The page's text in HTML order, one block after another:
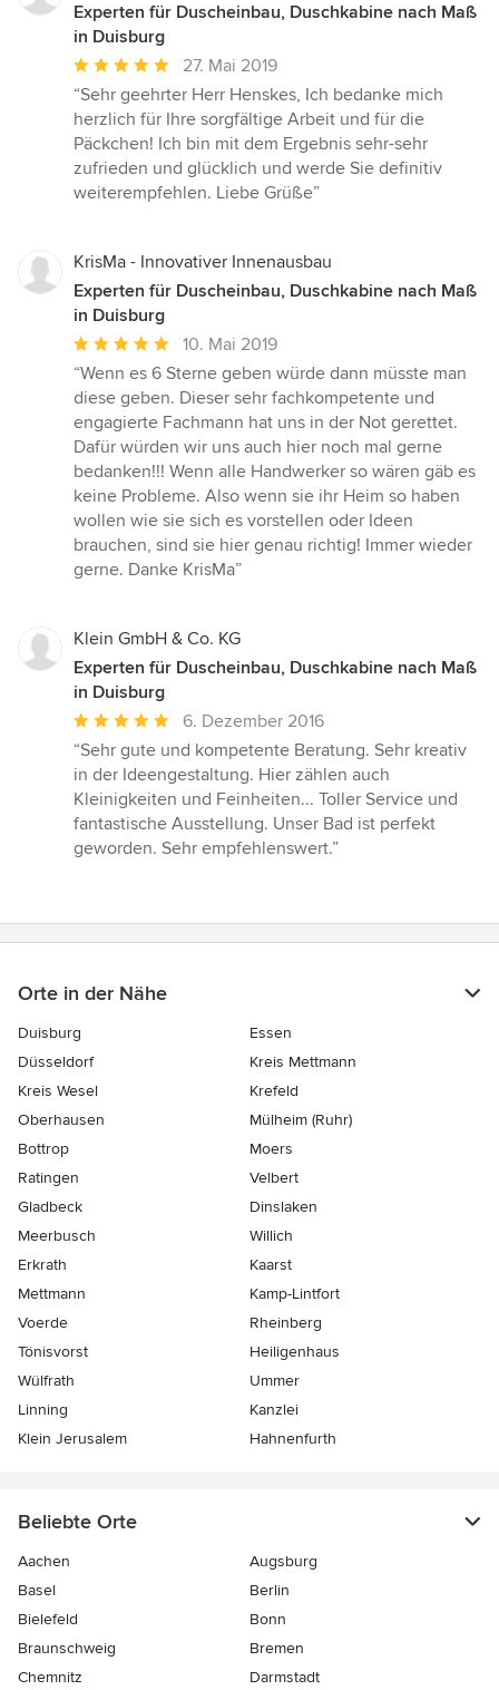
Experten für Duscheinbau, Duschkabine nach Maß
in Duisburg
Durchschnittliche
Bewertung:
5
von
5
Sternen
27. Mai 2019
“Sehr geehrter Herr Henskes, Ich bedanke mich
herzlich für Ihre sorgfältige Arbeit und für die
Päckchen! Ich bin mit dem Ergebnis sehr-sehr
zufrieden und glücklich und werde Sie definitiv
weiterempfehlen. Liebe Grüße”
KrisMa - Innovativer Innenausbau
Experten für Duscheinbau, Duschkabine nach Maß
in Duisburg
Durchschnittliche
Bewertung:
5
von
5
Sternen
10. Mai 2019
“Wenn es 6 Sterne geben würde dann müsste man
diese geben. Dieser sehr fachkompetente und
engagierte Fachmann hat uns in der Not gerettet.
Dafür würden wir uns auch hier noch mal gerne
bedanken!!! Wenn alle Handwerker so wären gäb es
keine Probleme. Also wenn sie ihr Heim so haben
wollen wie sie sich es vorstellen oder Ideen
brauchen, sind sie hier genau richtig! Immer wieder
gerne. Danke KrisMa”
Klein GmbH & Co. KG
Experten für Duscheinbau, Duschkabine nach Maß
in Duisburg
Durchschnittliche
Bewertung:
5
von
5
Sternen
6. Dezember 2016
“Sehr gute und kompetente Beratung. Sehr kreativ
in der Ideengestaltung. Hier zählen auch
Kleinigkeiten und Feinheiten... Toller Service und
fantastische Ausstellung. Unser Bad ist perfekt
geworden. Sehr empfehlenswert.”
Orte in der Nähe
Duisburg
Essen
Düsseldorf
Kreis Mettmann
Kreis Wesel
Krefeld
Oberhausen
Mülheim (Ruhr)
Bottrop
Moers
Ratingen
Velbert
Gladbeck
Dinslaken
Meerbusch
Willich
Erkrath
Kaarst
Mettmann
Kamp-Lintfort
Voerde
Rheinberg
Tönisvorst
Heiligenhaus
Wülfrath
Ummer
Linning
Kanzlei
Klein Jerusalem
Hahnenfurth
Beliebte Orte
Aachen
Augsburg
Basel
Berlin
Bielefeld
Bonn
Braunschweig
Bremen
Chemnitz
Darmstadt